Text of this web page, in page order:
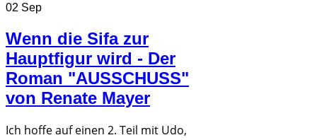
02 Sep
Wenn die Sifa zur
Hauptfigur wird - Der
Roman "AUSSCHUSS"
von Renate Mayer
Ich hoffe auf einen 2. Teil mit Udo,